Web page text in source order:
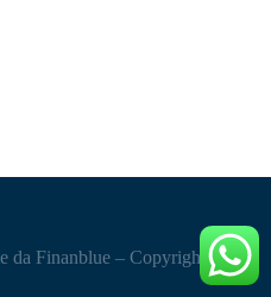
Finanblue – Copyright